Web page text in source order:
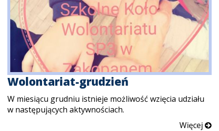
Wolontariat-grudzień
W miesiącu grudniu istnieje możliwość wzięcia udziału
w następujących aktywnościach.
Więcej